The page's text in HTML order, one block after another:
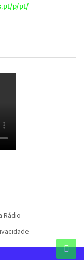
p/pt/
Rádio